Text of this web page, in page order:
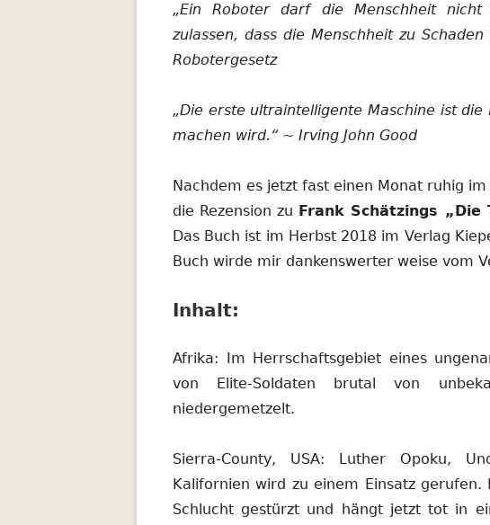
„Ein Roboter darf die Menschheit
zulassen, dass die Menschheit zu
Robotergesetz
„Die erste ultraintelligente Maschine ist
machen wird.“ ~ Irving John Good
Nachdem es jetzt fast einen Monat ruhig
die Rezension zu Frank Schätzings
Das Buch ist im Herbst 2018 im Verlag
Buch wirde mir dankenswerter weise vom
Inhalt:
Afrika: Im Herrschaftsgebiet eines
von Elite-Soldaten brutal von
niedergemetzelt.
Sierra-County, USA: Luther Opoku,
Kalifornien wird zu einem Einsatz
Schlucht gestürzt und hängt jetzt tot in